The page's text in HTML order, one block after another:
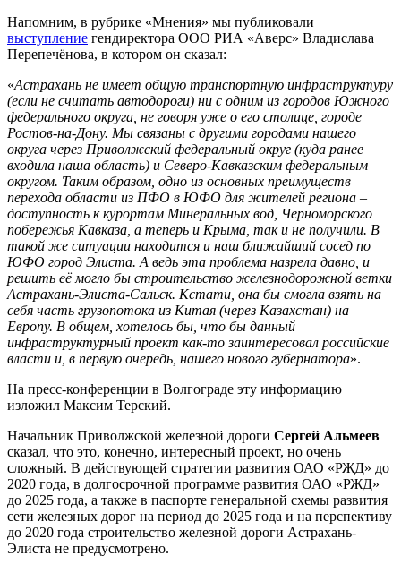
Напомним, в рубрике «Мнения» мы публиковали
выступление гендиректора ООО РИА «Аверс» Владислава
Перепечёнова, в котором он сказал:
«Астрахань не имеет общую транспортную инфраструктуру
(если не считать автодороги) ни с одним из городов Южного
федерального округа, не говоря уже о его столице, городе
Ростов-на-Дону. Мы связаны с другими городами нашего
округа через Приволжский федеральный округ (куда ранее
входила наша область) и Северо-Кавказским федеральным
округом. Таким образом, одно из основных преимуществ
перехода области из ПФО в ЮФО для жителей региона –
доступность к курортам Минеральных вод, Черноморского
побережья Кавказа, а теперь и Крыма, так и не получили. В
такой же ситуации находится и наш ближайший сосед по
ЮФО город Элиста. А ведь эта проблема назрела давно, и
решить её могло бы строительство железнодорожной ветки
Астрахань-Элиста-Сальск. Кстати, она бы смогла взять на
себя часть грузопотока из Китая (через Казахстан) на
Европу. В общем, хотелось бы, что бы данный
инфраструктурный проект как-то заинтересовал российские
власти и, в первую очередь, нашего нового губернатора».
На пресс-конференции в Волгограде эту информацию
изложил Максим Терский.
Начальник Приволжской железной дороги Сергей Альмеев
сказал, что это, конечно, интересный проект, но очень
сложный. В действующей стратегии развития ОАО «РЖД» до
2020 года, в долгосрочной программе развития ОАО «РЖД»
до 2025 года, а также в паспорте генеральной схемы развития
сети железных дорог на период до 2025 года и на перспективу
до 2020 года строительство железной дороги Астрахань-
Элиста не предусмотрено.